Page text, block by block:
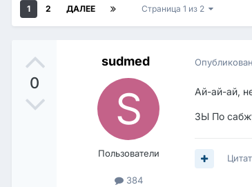
1 2 ДАЛЕЕ Страница 1 из 2
0
sudmed
Пользователи
384
Ай-ай-ай,
ЗЫ По